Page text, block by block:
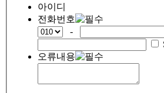
아이디
전화번호
-
오류내용